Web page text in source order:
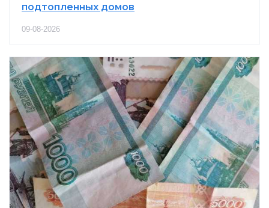
подтопленных домов
09-08-2026